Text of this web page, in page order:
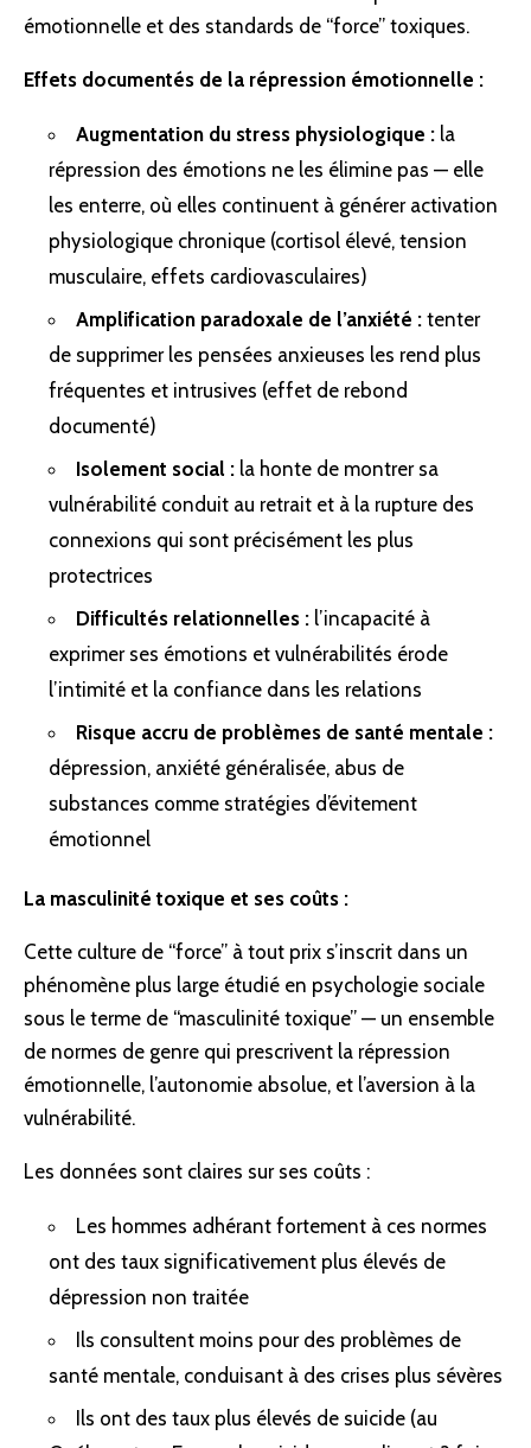
émotionnelle et des standards de “force” toxiques.
Effets documentés de la répression émotionnelle :
Augmentation du stress physiologique : la
répression des émotions ne les élimine pas — elle
les enterre, où elles continuent à générer activation
physiologique chronique (cortisol élevé, tension
musculaire, effets cardiovasculaires)
Amplification paradoxale de l’anxiété : tenter
de supprimer les pensées anxieuses les rend plus
fréquentes et intrusives (effet de rebond
documenté)
Isolement social : la honte de montrer sa
vulnérabilité conduit au retrait et à la rupture des
connexions qui sont précisément les plus
protectrices
Difficultés relationnelles : l’incapacité à
exprimer ses émotions et vulnérabilités érode
l’intimité et la confiance dans les relations
Risque accru de problèmes de santé mentale :
dépression, anxiété généralisée, abus de
substances comme stratégies d’évitement
émotionnel
La masculinité toxique et ses coûts :
Cette culture de “force” à tout prix s’inscrit dans un
phénomène plus large étudié en psychologie sociale
sous le terme de “masculinité toxique” — un ensemble
de normes de genre qui prescrivent la répression
émotionnelle, l’autonomie absolue, et l’aversion à la
vulnérabilité.
Les données sont claires sur ses coûts :
Les hommes adhérant fortement à ces normes
ont des taux significativement plus élevés de
dépression non traitée
Ils consultent moins pour des problèmes de
santé mentale, conduisant à des crises plus sévères
Ils ont des taux plus élevés de suicide (au